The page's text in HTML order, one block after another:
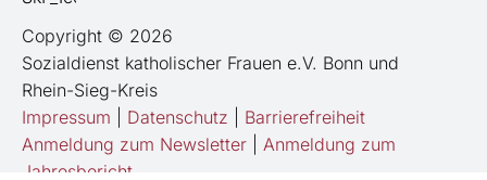
Copyright © 2026
Sozialdienst katholischer Frauen e.V. Bonn und
Rhein-Sieg-Kreis
Impressum
Datenschutz
Barrierefreiheit
Anmeldung zum Newsletter| Anmeldung zum
Jahresbericht